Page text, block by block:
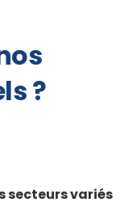
?
secteurs variés